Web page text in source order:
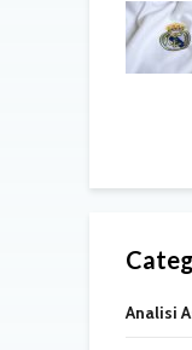
Analisi